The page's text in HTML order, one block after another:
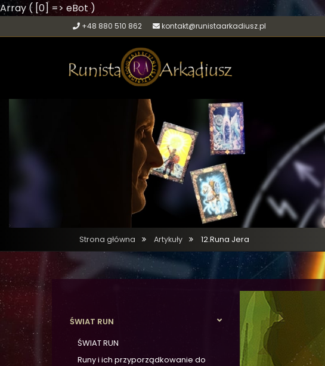
Array ( [0] => eBot )
+48 880 510 862 kontakt@runistaarkadiusz.pl
Strona główna Artykuły 12.Runa Jera
ŚWIAT RUN
ŚWIAT RUN
Runy i ich przyporządkowanie do